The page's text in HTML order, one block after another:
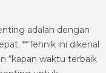
adalah dengan
**Tehnik ini dikenal
“kapan waktu terbaik